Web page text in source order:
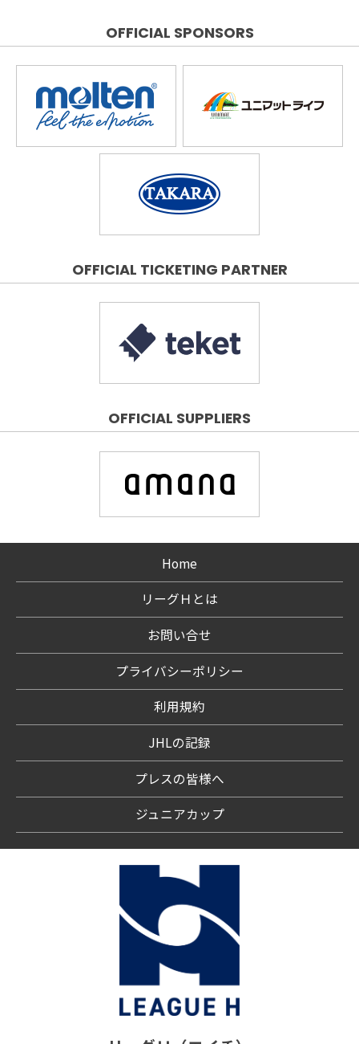
OFFICIAL SPONSORS
OFFICIAL TICKETING PARTNER
OFFICIAL SUPPLIERS
Home
リーグＨとは
お問い合せ
プライバシーポリシー
利用規約
JHLの記録
プレスの皆様へ
ジュニアカップ